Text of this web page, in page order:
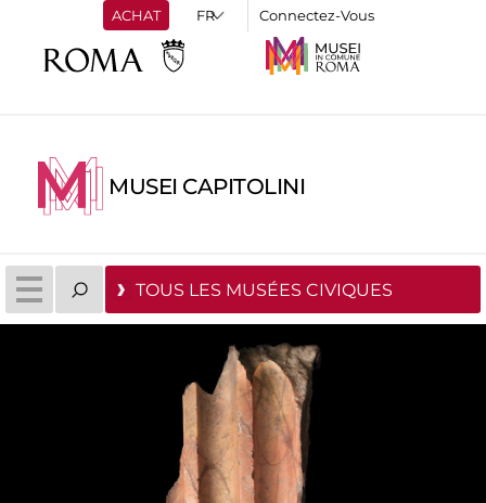
ACHAT Connectez-Vous
MUSEI CAPITOLINI
TOUS LES MUSÉES CIVIQUES